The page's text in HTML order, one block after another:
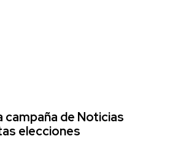
campaña de Noticias
elecciones